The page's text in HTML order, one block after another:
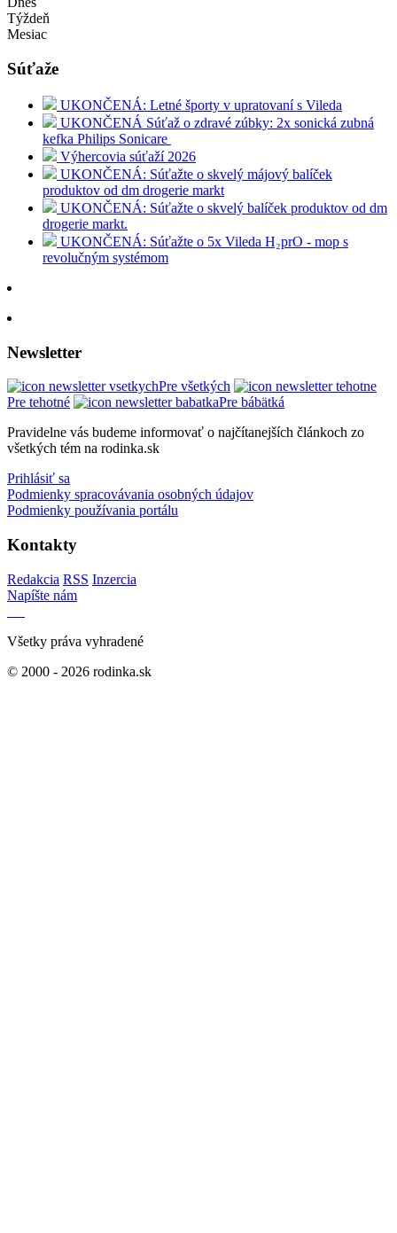
Týždeň
Mesiac
Súťaže
UKONČENÁ: Letné športy v upratovaní s Vileda
UKONČENÁ Súťaž o zdravé zúbky: 2x sonická zubná
kefka Philips Sonicare
Výhercovia súťaží 2026
UKONČENÁ: Súťažte o skvelý májový balíček
produktov od dm drogerie markt
UKONČENÁ: Súťažte o skvelý balíček produktov od dm
drogerie markt.
UKONČENÁ: Súťažte o 5x Vileda H₂prO - mop s
revolučným systémom
Newsletter
Pre všetkých
Pre tehotné
Pre bábätká
Pravidelne vás budeme informovať o najčítanejších článkoch zo
všetkých tém na rodinka.sk
Prihlásiť sa
Podmienky spracovávania osobných údajov
Podmienky používania portálu
Kontakty
Redakcia RSS Inzercia
Napíšte nám
Všetky práva vyhradené
© 2000 - 2026 rodinka.sk